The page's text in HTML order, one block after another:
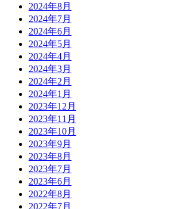
2024年8月
2024年7月
2024年6月
2024年5月
2024年4月
2024年3月
2024年2月
2024年1月
2023年12月
2023年11月
2023年10月
2023年9月
2023年8月
2023年7月
2023年6月
2022年8月
2022年7月